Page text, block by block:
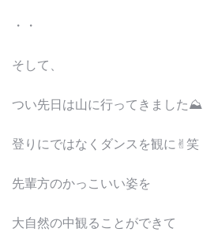
・・
そして、
つい先日は山に行ってきました⛰
登りにではなくダンスを観に✌︎笑
先輩方のかっこいい姿を
大自然の中観ることができて